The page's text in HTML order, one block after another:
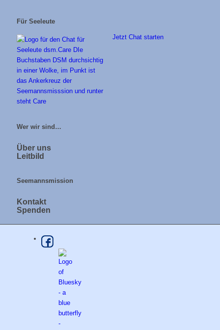
Für Seeleute
Jetzt Chat starten
Wer wir sind…
Über uns
Leitbild
Seemannsmission
Kontakt
Spenden